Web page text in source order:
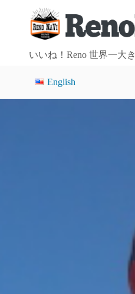
ス
いいね！Reno 世界一大
English